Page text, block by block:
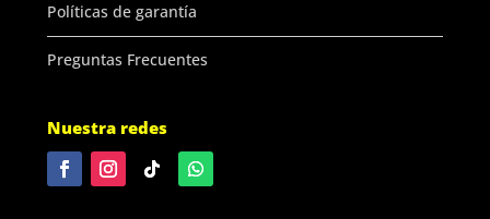
Políticas de garantía
Preguntas Frecuentes
Nuestra redes